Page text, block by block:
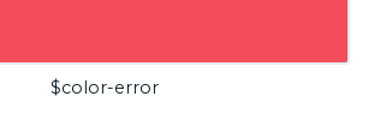
$color-error